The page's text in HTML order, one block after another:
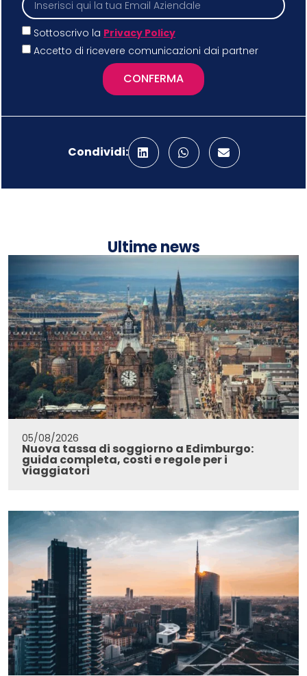
Sottoscrivo la Privacy Policy
Accetto di ricevere comunicazioni dai partner
CONFERMA
Condividi:
Ultime news
05/08/2026
Nuova tassa di soggiorno a Edimburgo:
guida completa, costi e regole per i
viaggiatori